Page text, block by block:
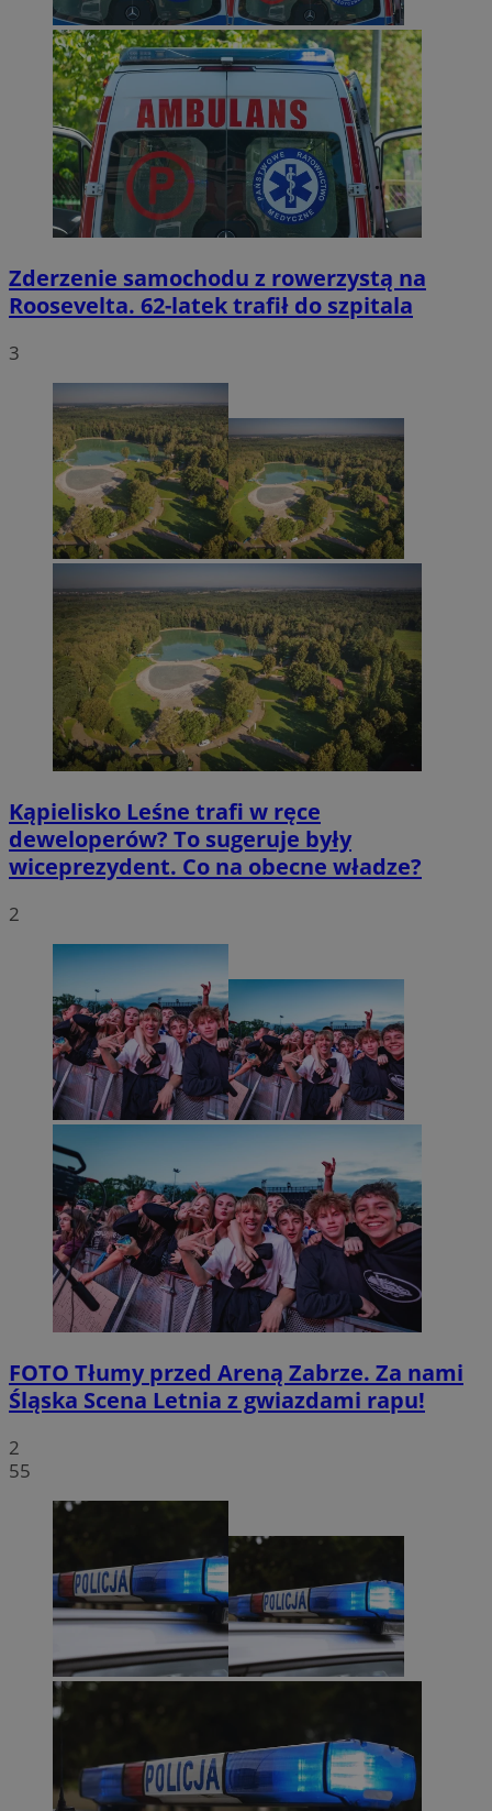
Zderzenie samochodu z rowerzystą na
Roosevelta. 62-latek trafił do szpitala
3
Kąpielisko Leśne trafi w ręce
deweloperów? To sugeruje były
wiceprezydent. Co na obecne władze?
2
FOTO Tłumy przed Areną Zabrze. Za nami
Śląska Scena Letnia z gwiazdami rapu!
2
55